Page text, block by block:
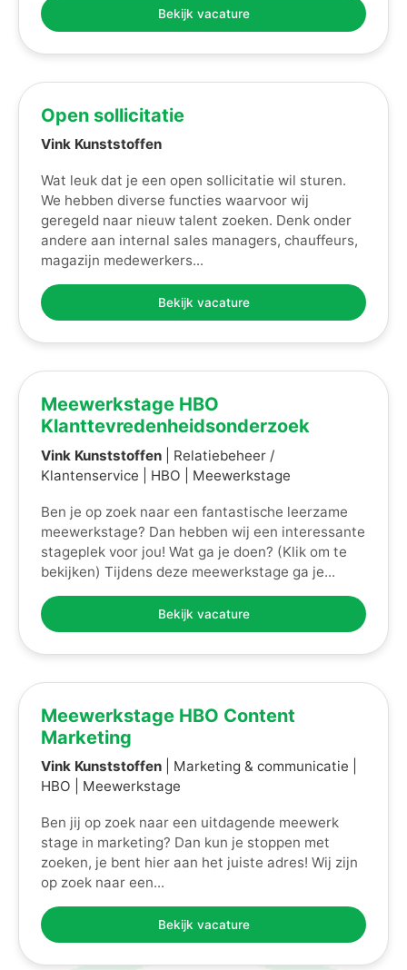
Bekijk vacature
Open sollicitatie
Vink Kunststoffen
Wat leuk dat je een open sollicitatie wil sturen.
We hebben diverse functies waarvoor wij
geregeld naar nieuw talent zoeken. Denk onder
andere aan internal sales managers, chauffeurs,
magazijn medewerkers...
Bekijk vacature
Meewerkstage HBO
Klanttevredenheidsonderzoek
Vink Kunststoffen | Relatiebeheer /
Klantenservice | HBO | Meewerkstage
Ben je op zoek naar een fantastische leerzame
meewerkstage? Dan hebben wij een interessante
stageplek voor jou! Wat ga je doen? (Klik om te
bekijken) Tijdens deze meewerkstage ga je...
Bekijk vacature
Meewerkstage HBO Content
Marketing
Vink Kunststoffen | Marketing & communicatie |
HBO | Meewerkstage
Ben jij op zoek naar een uitdagende meewerk
stage in marketing? Dan kun je stoppen met
zoeken, je bent hier aan het juiste adres! Wij zijn
op zoek naar een...
Bekijk vacature